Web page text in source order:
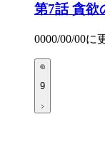
第7話 貪欲
0000/00/00に
9